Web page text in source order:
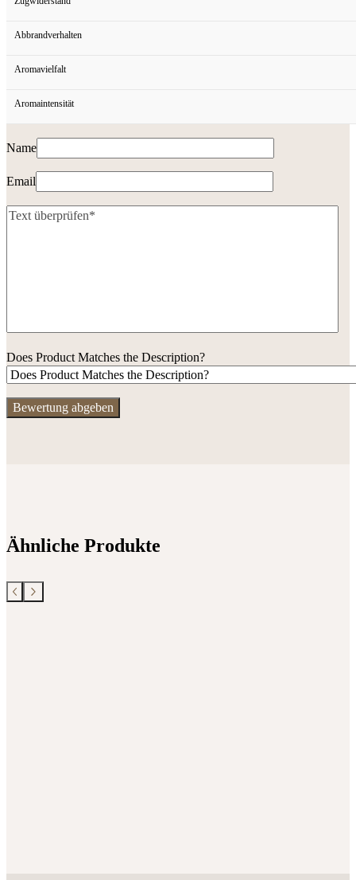
Abbrandverhalten
Aromavielfalt
Aromaintensität
Name
Email
Does Product Matches the Description?
Ähnliche Produkte